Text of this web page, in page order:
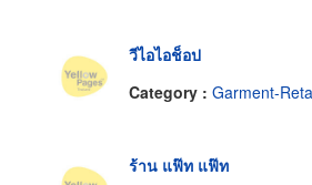
วีไอไอช็อป
Category : Garment-
ร้าน แฟ๊ท แฟ๊ท